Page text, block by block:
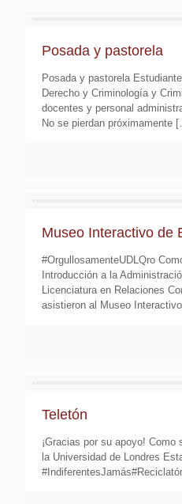
Posada y pastorela
Posada y pastorela
Derecho y Criminología y
docentes y personal
No se pierdan próximamente
Museo Interactivo de
#OrgullosamenteUDLQro
Introducción a la
Licenciatura en Relaciones
asistieron al Museo
Teletón
¡Gracias por su apoyo! Como
la Universidad de Londres